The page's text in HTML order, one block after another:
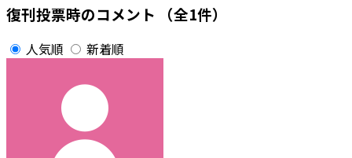
復刊投票時のコメント （全1件）
人気順 新着順